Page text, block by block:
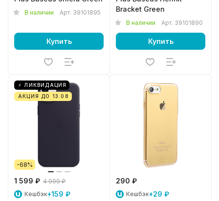
В наличии Арт. 39101895
Купить
Bracket Green
В наличии Арт. 39101890
Купить
⚡ ЛИКВИДАЦИЯ
АКЦИЯ ДО 13.08
-68%
1 599 ₽ 4 999 ₽
Кешбэк+159 ₽
290 ₽
Кешбэк+29 ₽